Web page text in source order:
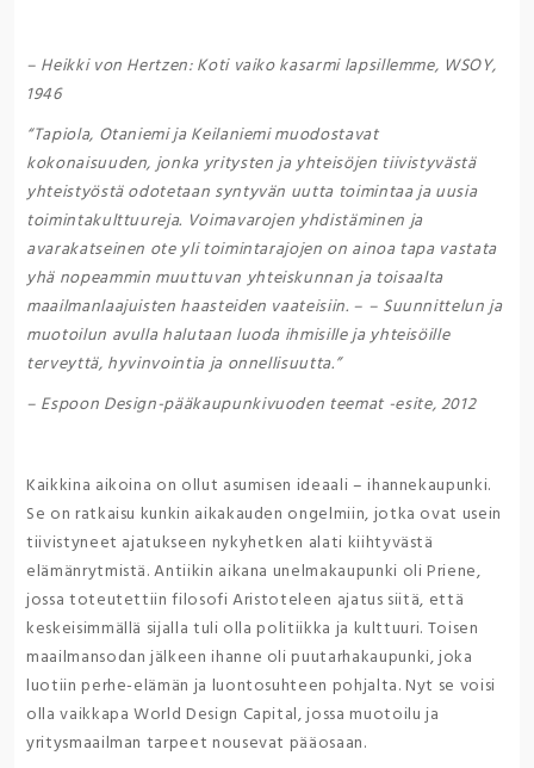
– Heikki von Hertzen: Koti vaiko kasarmi lapsillemme, WSOY,
1946
“Tapiola, Otaniemi ja Keilaniemi muodostavat
kokonaisuuden, jonka yritysten ja yhteisöjen tiivistyvästä
yhteistyöstä odotetaan syntyvän uutta toimintaa ja uusia
toimintakulttuureja. Voimavarojen yhdistäminen ja
avarakatseinen ote yli toimintarajojen on ainoa tapa vastata
yhä nopeammin muuttuvan yhteiskunnan ja toisaalta
maailmanlaajuisten haasteiden vaateisiin. – – Suunnittelun ja
muotoilun avulla halutaan luoda ihmisille ja yhteisöille
terveyttä, hyvinvointia ja onnellisuutta.”
– Espoon Design-pääkaupunkivuoden teemat -esite, 2012
Kaikkina aikoina on ollut asumisen ideaali – ihannekaupunki.
Se on ratkaisu kunkin aikakauden ongelmiin, jotka ovat usein
tiivistyneet ajatukseen nykyhetken alati kiihtyvästä
elämänrytmistä. Antiikin aikana unelmakaupunki oli Priene,
jossa toteutettiin filosofi Aristoteleen ajatus siitä, että
keskeisimmällä sijalla tuli olla politiikka ja kulttuuri. Toisen
maailmansodan jälkeen ihanne oli puutarhakaupunki, joka
luotiin perhe-elämän ja luontosuhteen pohjalta. Nyt se voisi
olla vaikkapa World Design Capital, jossa muotoilu ja
yritysmaailman tarpeet nousevat pääosaan.